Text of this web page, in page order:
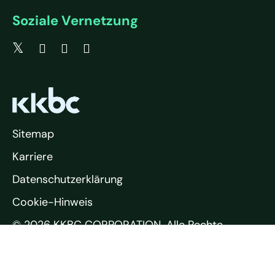
Soziale Vernetzung
© 2026 KKBC CORPORATION. Alle Rechte
Sitemap
Karriere
Datenschutzerklärung
Cookie-Hinweis